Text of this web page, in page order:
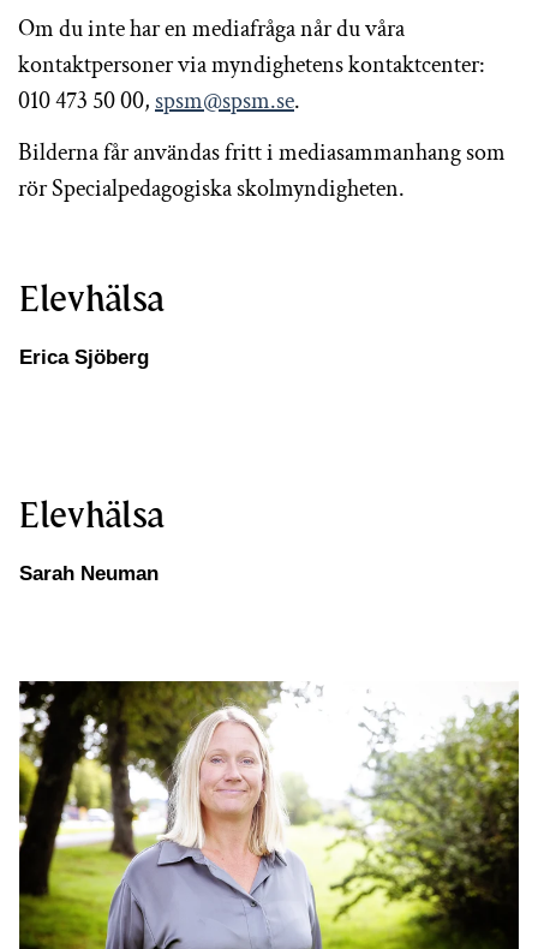
Om du inte har en mediafråga når du våra
kontaktpersoner via myndighetens kontaktcenter:
010 473 50 00, spsm@spsm.se.
Bilderna får användas fritt i mediasammanhang som
rör Specialpedagogiska skolmyndigheten.
Elevhälsa
Erica Sjöberg
Elevhälsa
Sarah Neuman